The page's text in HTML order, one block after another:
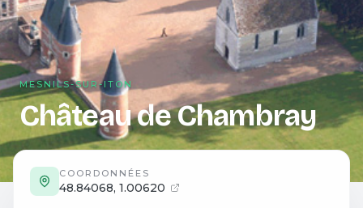
MESNILS-SUR-ITON
Château de Chambray
COORDONNÉES
48.84068, 1.00620